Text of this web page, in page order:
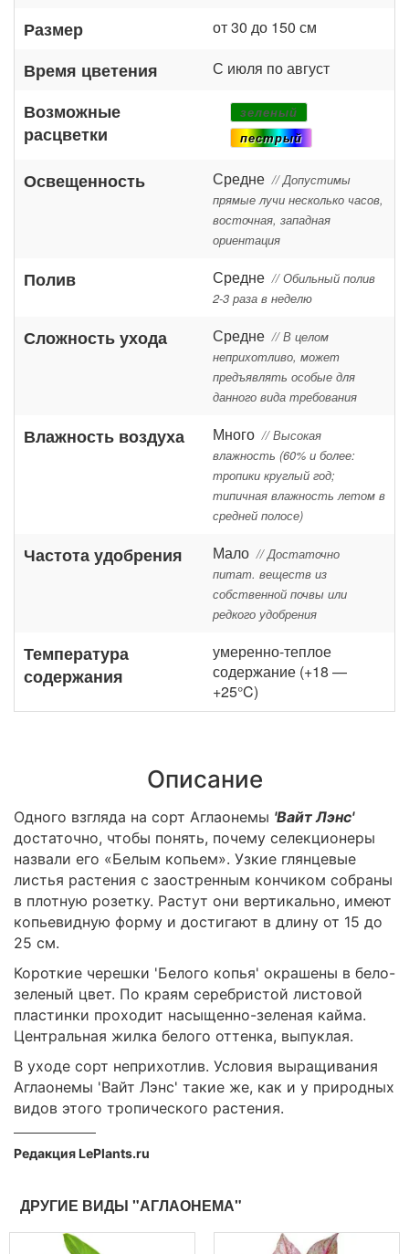
Размер от 30 до 150 см
Время цветения С июля по август
Возможные
расцветки
зеленый
пестрый
Освещенность Средне // Допустимы
прямые лучи несколько часов,
восточная, западная
ориентация
Полив Средне // Обильный полив
2-3 раза в неделю
Сложность ухода Средне // В целом
неприхотливо, может
предъявлять особые для
данного вида требования
Влажность воздуха Много // Высокая
влажность (60% и более:
тропики круглый год;
типичная влажность летом в
средней полосе)
Частота удобрения Мало // Достаточно
питат. веществ из
собственной почвы или
редкого удобрения
Температура
содержания
умеренно-теплое
содержание (+18 —
+25°C)
Описание
Одного взгляда на сорт Аглаонемы 'Вайт Лэнс'
достаточно, чтобы понять, почему селекционеры
назвали его «Белым копьем». Узкие глянцевые
листья растения с заостренным кончиком собраны
в плотную розетку. Растут они вертикально, имеют
копьевидную форму и достигают в длину от 15 до
25 см.
Короткие черешки 'Белого копья' окрашены в бело-
зеленый цвет. По краям серебристой листовой
пластинки проходит насыщенно-зеленая кайма.
Центральная жилка белого оттенка, выпуклая.
В уходе сорт неприхотлив. Условия выращивания
Аглаонемы 'Вайт Лэнс' такие же, как и у природных
видов этого тропического растения.
Редакция LePlants.ru
ДРУГИЕ ВИДЫ "АГЛАОНЕМА"